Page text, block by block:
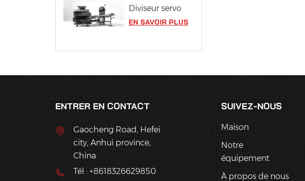
Diviseur servo
EN SAVOIR PLUS
ENTRER EN CONTACT
Gaocheng Road, Hefei
city, Anhui province,
China
Tél : +8618326629850
SUIVEZ-NOUS
Maison
Notre
équipement
À propos de nous